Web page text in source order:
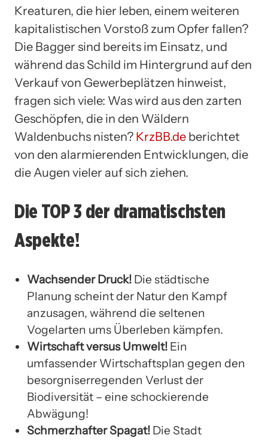
Kreaturen, die hier leben, einem weiteren
kapitalistischen Vorstoß zum Opfer fallen?
Die Bagger sind bereits im Einsatz, und
während das Schild im Hintergrund auf den
Verkauf von Gewerbeplätzen hinweist,
fragen sich viele: Was wird aus den zarten
Geschöpfen, die in den Wäldern
Waldenbuchs nisten? KrzBB.de berichtet
von den alarmierenden Entwicklungen, die
die Augen vieler auf sich ziehen.
Die TOP 3 der dramatischsten
Aspekte!
Wachsender Druck! Die städtische
Planung scheint der Natur den Kampf
anzusagen, während die seltenen
Vogelarten ums Überleben kämpfen.
Wirtschaft versus Umwelt! Ein
umfassender Wirtschaftsplan gegen den
besorgniserregenden Verlust der
Biodiversität – eine schockierende
Abwägung!
Schmerzhafter Spagat! Die Stadt